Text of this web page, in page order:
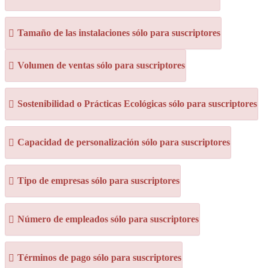
Tamaño de las instalaciones sólo para suscriptores
Volumen de ventas sólo para suscriptores
Sostenibilidad o Prácticas Ecológicas sólo para suscriptores
Capacidad de personalización sólo para suscriptores
Tipo de empresas sólo para suscriptores
Número de empleados sólo para suscriptores
Términos de pago sólo para suscriptores